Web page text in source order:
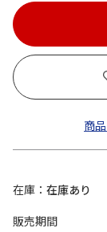
商
在庫
在庫あり
販売期間